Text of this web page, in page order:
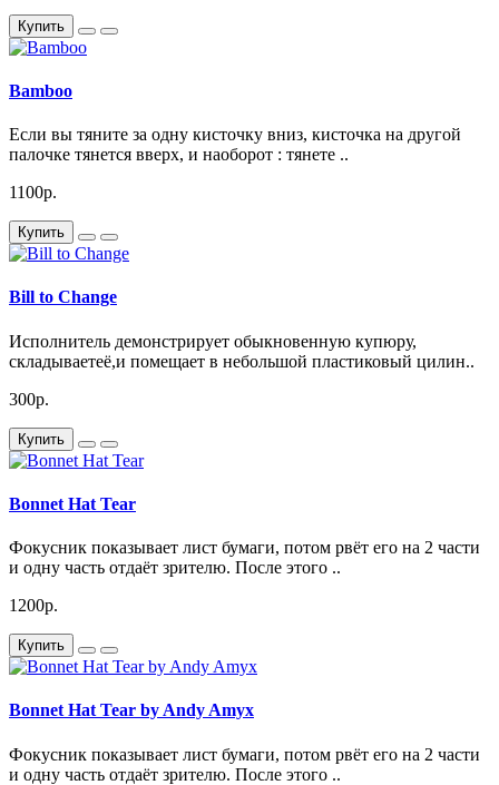
Купить
Bamboo
Если вы тяните за одну кисточку вниз, кисточка на другой
палочке тянется вверх, и наоборот : тянете ..
1100р.
Купить
Bill to Change
Исполнитель демонстрирует обыкновенную купюру,
складываетеё,и помещает в небольшой пластиковый цилин..
300р.
Купить
Bonnet Hat Tear
Фокусник показывает лист бумаги, потом рвёт его на 2 части
и одну часть отдаёт зрителю. После этого ..
1200р.
Купить
Bonnet Hat Tear by Andy Amyx
Фокусник показывает лист бумаги, потом рвёт его на 2 части
и одну часть отдаёт зрителю. После этого ..